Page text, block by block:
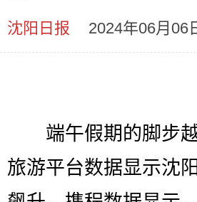
沈阳日报 2024年06月06
端午假期的脚步越
旅游平台数据显示沈